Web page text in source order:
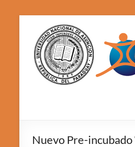
content
Nuevo Pre-incubado